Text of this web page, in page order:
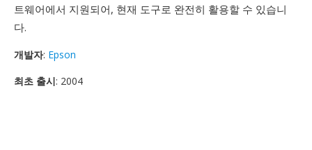
트웨어에서 지원되어, 현재 도구로 완전히 활용할 수 있습니
다.
개발자: Epson
최초 출시: 2004